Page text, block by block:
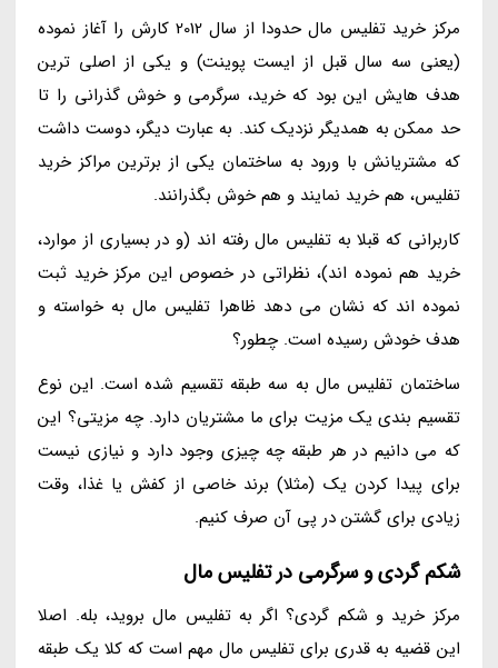
مرکز خرید تفلیس مال حدودا از سال 2012 کارش را آغاز نموده
(یعنی سه سال قبل از ایست پوینت) و یکی از اصلی ترین
هدف هایش این بود که خرید، سرگرمی و خوش گذرانی را تا
حد ممکن به همدیگر نزدیک کند. به عبارت دیگر، دوست داشت
که مشتریانش با ورود به ساختمان یکی از برترین مراکز خرید
تفلیس، هم خرید نمایند و هم خوش بگذرانند.
کاربرانی که قبلا به تفلیس مال رفته اند (و در بسیاری از موارد،
خرید هم نموده اند)، نظراتی در خصوص این مرکز خرید ثبت
نموده اند که نشان می دهد ظاهرا تفلیس مال به خواسته و
هدف خودش رسیده است. چطور؟
ساختمان تفلیس مال به سه طبقه تقسیم شده است. این نوع
تقسیم بندی یک مزیت برای ما مشتریان دارد. چه مزیتی؟ این
که می دانیم در هر طبقه چه چیزی وجود دارد و نیازی نیست
برای پیدا کردن یک (مثلا) برند خاصی از کفش یا غذا، وقت
زیادی برای گشتن در پی آن صرف کنیم.
شکم گردی و سرگرمی در تفلیس مال
مرکز خرید و شکم گردی؟ اگر به تفلیس مال بروید، بله. اصلا
این قضیه به قدری برای تفلیس مال مهم است که کلا یک طبقه